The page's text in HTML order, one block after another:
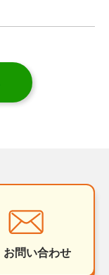
お問い合わせ